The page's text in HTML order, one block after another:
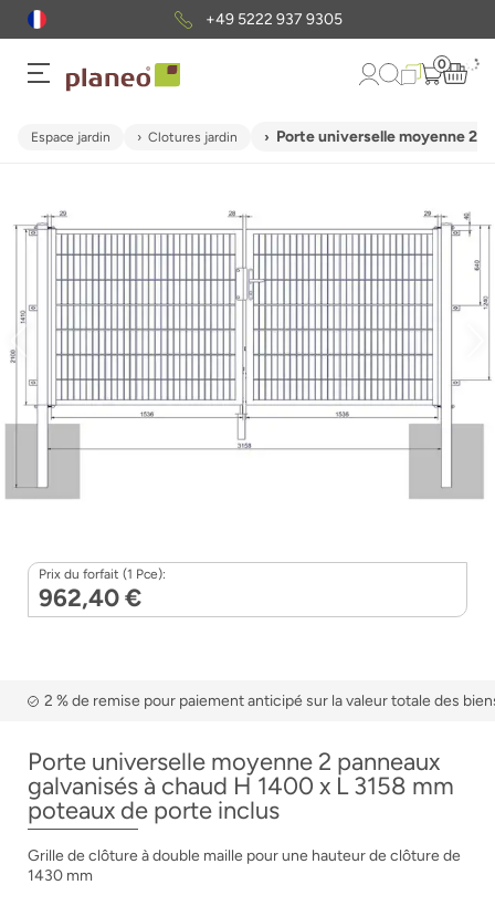
+49 5222 937 9305
0
Espace jardin Clotures jardin Porte universelle moyenne 2
Prix du forfait (1 Pce):
962,40 €
2 % de remise pour paiement anticipé sur la valeur totale des
Porte universelle moyenne 2 panneaux
galvanisés à chaud H 1400 x L 3158 mm
poteaux de porte inclus
Grille de clôture à double maille pour une hauteur de clôture de
1430 mm